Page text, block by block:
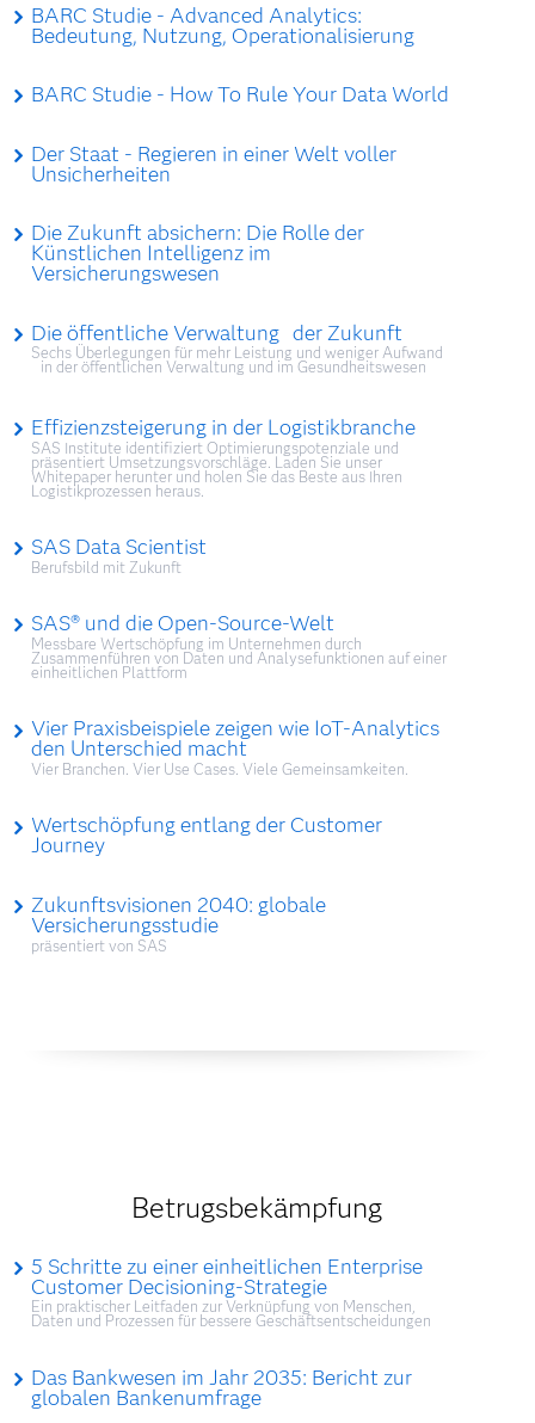
BARC Studie - Advanced Analytics:
Bedeutung, Nutzung, Operationalisierung
BARC Studie - How To Rule Your Data World
Der Staat - Regieren in einer Welt voller
Unsicherheiten
Die Zukunft absichern: Die Rolle der
Künstlichen Intelligenz im
Versicherungswesen
Die öffentliche Verwaltung der Zukunft
Sechs Überlegungen für mehr Leistung und weniger Aufwand
in der öffentlichen Verwaltung und im Gesundheitswesen
Effizienzsteigerung in der Logistikbranche
SAS Institute identifiziert Optimierungspotenziale und
präsentiert Umsetzungsvorschläge. Laden Sie unser
Whitepaper herunter und holen Sie das Beste aus Ihren
Logistikprozessen heraus.
SAS Data Scientist
Berufsbild mit Zukunft
SAS® und die Open-Source-Welt
Messbare Wertschöpfung im Unternehmen durch
Zusammenführen von Daten und Analysefunktionen auf einer
einheitlichen Plattform
Vier Praxisbeispiele zeigen wie IoT-Analytics
den Unterschied macht
Vier Branchen. Vier Use Cases. Viele Gemeinsamkeiten.
Wertschöpfung entlang der Customer
Journey
Zukunftsvisionen 2040: globale
Versicherungsstudie
präsentiert von SAS
Betrugsbekämpfung
5 Schritte zu einer einheitlichen Enterprise
Customer Decisioning-Strategie
Ein praktischer Leitfaden zur Verknüpfung von Menschen,
Daten und Prozessen für bessere Geschäftsentscheidungen
Das Bankwesen im Jahr 2035: Bericht zur
globalen Bankenumfrage